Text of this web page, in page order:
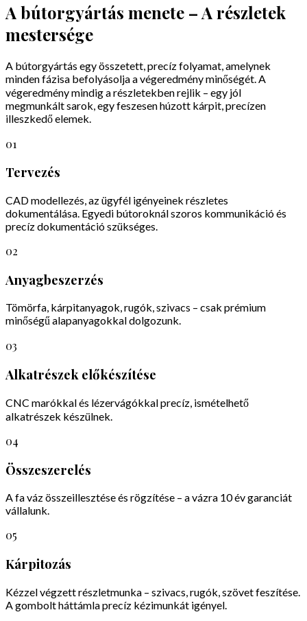
A bútorgyártás menete – A részletek
mestersége
A bútorgyártás egy összetett, precíz folyamat, amelynek
minden fázisa befolyásolja a végeredmény minőségét. A
végeredmény mindig a részletekben rejlik – egy jól
megmunkált sarok, egy feszesen húzott kárpit, precízen
illeszkedő elemek.
01
Tervezés
CAD modellezés, az ügyfél igényeinek részletes
dokumentálása. Egyedi bútoroknál szoros kommunikáció és
precíz dokumentáció szükséges.
02
Anyagbeszerzés
Tömörfa, kárpitanyagok, rugók, szivacs – csak prémium
minőségű alapanyagokkal dolgozunk.
03
Alkatrészek előkészítése
CNC marókkal és lézervágókkal precíz, ismételhető
alkatrészek készülnek.
04
Összeszerelés
A fa váz összeillesztése és rögzítése – a vázra 10 év garanciát
vállalunk.
05
Kárpitozás
Kézzel végzett részletmunka – szivacs, rugók, szövet feszítése.
A gombolt háttámla precíz kézimunkát igényel.